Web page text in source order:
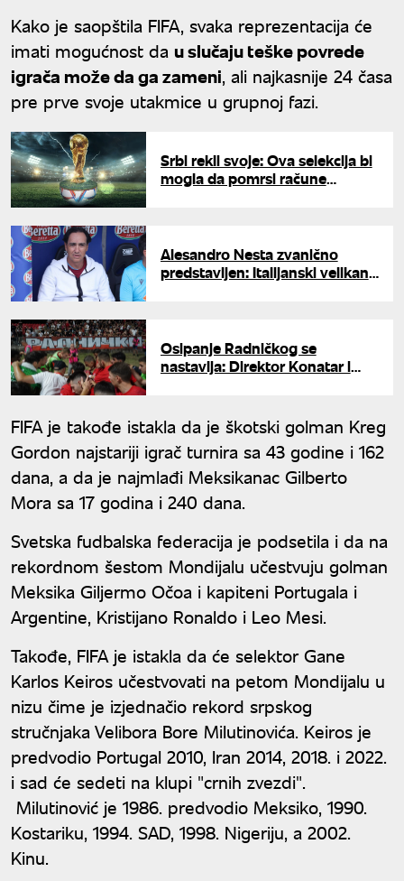
Kako je saopštila FIFA, svaka reprezentacija će
imati mogućnost da u slučaju teške povrede
igrača može da ga zameni, ali najkasnije 24 časa
pre prve svoje utakmice u grupnoj fazi.
Srbi rekli svoje: Ova selekcija bi
mogla da pomrsi račune
Alesandro Nesta zvanično
predstavljen: Italijanski velikan
Osipanje Radničkog se
nastavlja: Direktor Konatar i
FIFA je takođe istakla da je škotski golman Kreg
Gordon najstariji igrač turnira sa 43 godine i 162
dana, a da je najmlađi Meksikanac Gilberto
Mora sa 17 godina i 240 dana.
Svetska fudbalska federacija je podsetila i da na
rekordnom šestom Mondijalu učestvuju golman
Meksika Giljermo Očoa i kapiteni Portugala i
Argentine, Kristijano Ronaldo i Leo Mesi.
Takođe, FIFA je istakla da će selektor Gane
Karlos Keiros učestvovati na petom Mondijalu u
nizu čime je izjednačio rekord srpskog
stručnjaka Velibora Bore Milutinovića. Keiros je
predvodio Portugal 2010, Iran 2014, 2018. i 2022.
i sad će sedeti na klupi "crnih zvezdi".
Milutinović je 1986. predvodio Meksiko, 1990.
Kostariku, 1994. SAD, 1998. Nigeriju, a 2002.
Kinu.